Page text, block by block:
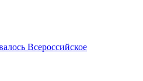
Всероссийское